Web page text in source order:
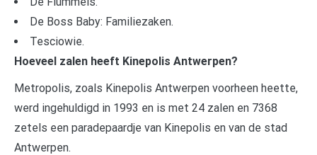
De Boss Baby: Familiezaken.
Tesciowie.
Hoeveel zalen heeft Kinepolis Antwerpen?
Metropolis, zoals Kinepolis Antwerpen voorheen heette,
werd ingehuldigd in 1993 en is met 24 zalen en 7368
zetels een paradepaardje van Kinepolis en van de stad
Antwerpen.